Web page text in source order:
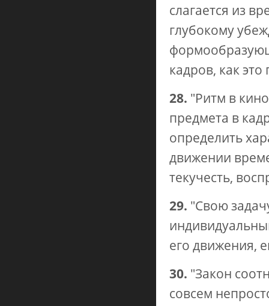
слагается из
глубокому
кадров, как
28. "Ритм в
предмета в
определить
движении
текучесть,
29. "Свою
его движения,
30. "Закон
совсем